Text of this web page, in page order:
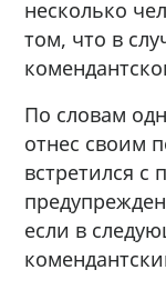
несколько
том, что в
По словам
отнес своим
встретился с
если в